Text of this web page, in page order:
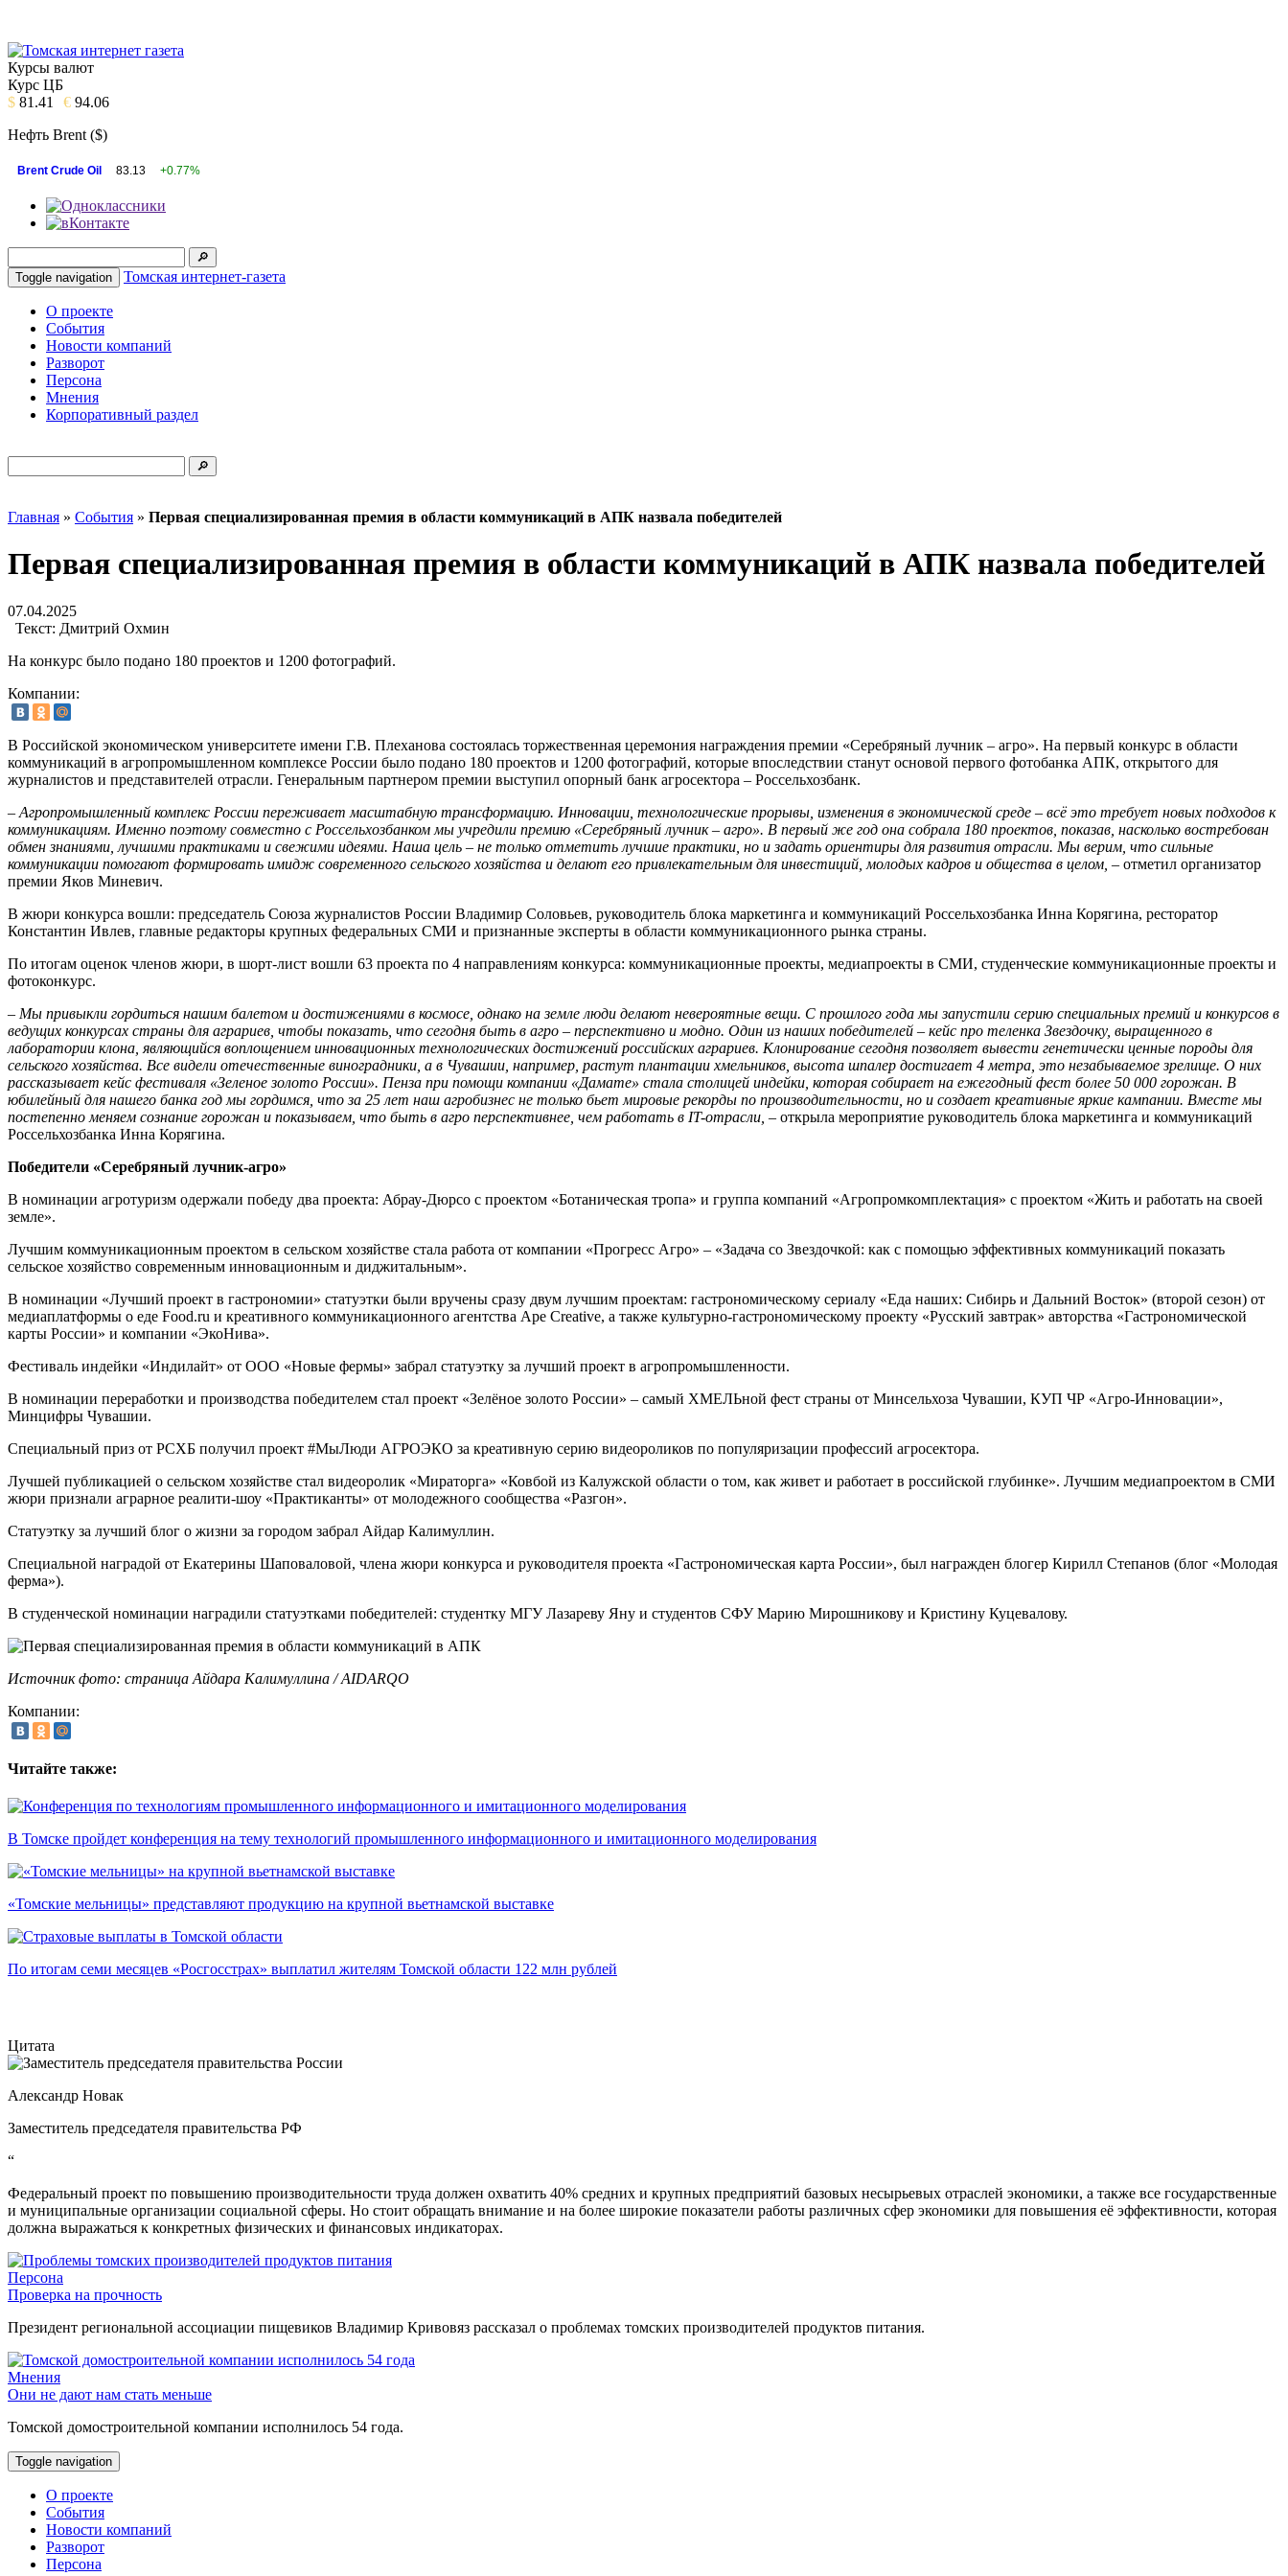
Курсы валют
Курс ЦБ
$ 81.41 € 94.06
Нефть Brent ($)
Brent Crude Oil 83.13 +0.77%
Toggle navigation Томская интернет-газета
О проекте
События
Новости компаний
Разворот
Персона
Мнения
Корпоративный раздел
Главная » События » Первая специализированная премия в области коммуникаций в АПК назвала победителей
Первая специализированная премия в области коммуникаций в АПК назвала победителей
07.04.2025
Текст: Дмитрий Охмин
На конкурс было подано 180 проектов и 1200 фотографий.
Компании:
В Российской экономическом университете имени Г.В. Плеханова состоялась торжественная церемония награждения премии «Серебряный лучник – агро». На первый конкурс в области
коммуникаций в агропромышленном комплексе России было подано 180 проектов и 1200 фотографий, которые впоследствии станут основой первого фотобанка АПК, открытого для
журналистов и представителей отрасли. Генеральным партнером премии выступил опорный банк агросектора – Россельхозбанк.
– Агропромышленный комплекс России переживает масштабную трансформацию. Инновации, технологические прорывы, изменения в экономической среде – всё это требует новых подходов к
коммуникациям. Именно поэтому совместно с Россельхозбанком мы учредили премию «Серебряный лучник – агро». В первый же год она собрала 180 проектов, показав, насколько востребован
обмен знаниями, лучшими практиками и свежими идеями. Наша цель – не только отметить лучшие практики, но и задать ориентиры для развития отрасли. Мы верим, что сильные
коммуникации помогают формировать имидж современного сельского хозяйства и делают его привлекательным для инвестиций, молодых кадров и общества в целом, – отметил организатор
премии Яков Миневич.
В жюри конкурса вошли: председатель Союза журналистов России Владимир Соловьев, руководитель блока маркетинга и коммуникаций Россельхозбанка Инна Корягина, ресторатор
Константин Ивлев, главные редакторы крупных федеральных СМИ и признанные эксперты в области коммуникационного рынка страны.
По итогам оценок членов жюри, в шорт-лист вошли 63 проекта по 4 направлениям конкурса: коммуникационные проекты, медиапроекты в СМИ, студенческие коммуникационные проекты и
фотоконкурс.
– Мы привыкли гордиться нашим балетом и достижениями в космосе, однако на земле люди делают невероятные вещи. С прошлого года мы запустили серию специальных премий и конкурсов в
ведущих конкурсах страны для аграриев, чтобы показать, что сегодня быть в агро – перспективно и модно. Один из наших победителей – кейс про теленка Звездочку, выращенного в
лаборатории клона, являющийся воплощением инновационных технологических достижений российских аграриев. Клонирование сегодня позволяет вывести генетически ценные породы для
сельского хозяйства. Все видели отечественные виноградники, а в Чувашии, например, растут плантации хмельников, высота шпалер достигает 4 метра, это незабываемое зрелище. О них
рассказывает кейс фестиваля «Зеленое золото России». Пенза при помощи компании «Дамате» стала столицей индейки, которая собирает на ежегодный фест более 50 000 горожан. В
юбилейный для нашего банка год мы гордимся, что за 25 лет наш агробизнес не только бьет мировые рекорды по производительности, но и создает креативные яркие кампании. Вместе мы
постепенно меняем сознание горожан и показываем, что быть в агро перспективнее, чем работать в IT-отрасли, – открыла мероприятие руководитель блока маркетинга и коммуникаций
Россельхозбанка Инна Корягина.
Победители «Серебряный лучник-агро»
В номинации агротуризм одержали победу два проекта: Абрау-Дюрсо с проектом «Ботаническая тропа» и группа компаний «Агропромкомплектация» с проектом «Жить и работать на своей
земле».
Лучшим коммуникационным проектом в сельском хозяйстве стала работа от компании «Прогресс Агро» – «Задача со Звездочкой: как с помощью эффективных коммуникаций показать
сельское хозяйство современным инновационным и диджитальным».
В номинации «Лучший проект в гастрономии» статуэтки были вручены сразу двум лучшим проектам: гастрономическому сериалу «Еда наших: Сибирь и Дальний Восток» (второй сезон) от
медиаплатформы о еде Food.ru и креативного коммуникационного агентства Ape Creative, а также культурно-гастрономическому проекту «Русский завтрак» авторства «Гастрономической
карты России» и компании «ЭкоНива».
Фестиваль индейки «Индилайт» от ООО «Новые фермы» забрал статуэтку за лучший проект в агропромышленности.
В номинации переработки и производства победителем стал проект «Зелёное золото России» – самый ХМЕЛЬной фест страны от Минсельхоза Чувашии, КУП ЧР «Агро-Инновации»,
Минцифры Чувашии.
Специальный приз от РСХБ получил проект #МыЛюди АГРОЭКО за креативную серию видеороликов по популяризации профессий агросектора.
Лучшей публикацией о сельском хозяйстве стал видеоролик «Мираторга» «Ковбой из Калужской области о том, как живет и работает в российской глубинке». Лучшим медиапроектом в СМИ
жюри признали аграрное реалити-шоу «Практиканты» от молодежного сообщества «Разгон».
Статуэтку за лучший блог о жизни за городом забрал Айдар Калимуллин.
Специальной наградой от Екатерины Шаповаловой, члена жюри конкурса и руководителя проекта «Гастрономическая карта России», был награжден блогер Кирилл Степанов (блог «Молодая
ферма»).
В студенческой номинации наградили статуэтками победителей: студентку МГУ Лазареву Яну и студентов СФУ Марию Мирошникову и Кристину Куцевалову.
Источник фото: страница Айдара Калимуллина / AIDARQO
Компании:
Читайте также:
В Томске пройдет конференция на тему технологий промышленного информационного и имитационного моделирования
«Томские мельницы» представляют продукцию на крупной вьетнамской выставке
По итогам семи месяцев «Росгосстрах» выплатил жителям Томской области 122 млн рублей
Цитата
Александр Новак
Заместитель председателя правительства РФ
“
Федеральный проект по повышению производительности труда должен охватить 40% средних и крупных предприятий базовых несырьевых отраслей экономики, а также все государственные
и муниципальные организации социальной сферы. Но стоит обращать внимание и на более широкие показатели работы различных сфер экономики для повышения её эффективности, которая
должна выражаться к конкретных физических и финансовых индикаторах.
Персона
Проверка на прочность
Президент региональной ассоциации пищевиков Владимир Кривовяз рассказал о проблемах томских производителей продуктов питания.
Мнения
Они не дают нам стать меньше
Томской домостроительной компании исполнилось 54 года.
Toggle navigation
О проекте
События
Новости компаний
Разворот
Персона